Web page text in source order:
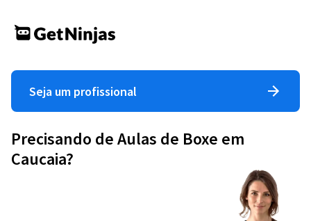
Seja um profissional
Precisando de Aulas de Boxe em
Caucaia?